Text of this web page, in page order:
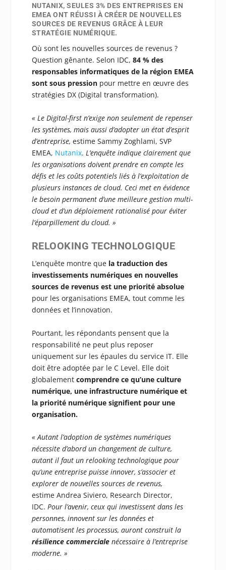
NUTANIX, SEULES 3% DES ENTREPRISES EN
EMEA ONT RÉUSSI À CRÉER DE NOUVELLES
SOURCES DE REVENUS GRÂCE À LEUR
STRATÉGIE NUMÉRIQUE.
Où sont les nouvelles sources de revenus ?
Question gênante. Selon IDC, 84 % des
responsables informatiques de la région EMEA
sont sous pressionpour mettre en œuvre des
stratégies DX (Digital transformation).
« Le Digital-first n’exige non seulement de repenser
les systèmes, mais aussi d’adopter un état d’esprit
d’entreprise, estime Sammy Zoghlami, SVP
EMEA, Nutanix. L’enquête indique clairement que
les organisations doivent prendre en compte les
défis et les coûts potentiels liés à l’exploitation de
plusieurs instances de cloud. Ceci met en évidence
le besoin permanent d’une meilleure gestion multi-
cloud et d’un déploiement rationalisé pour éviter
l’éparpillement du cloud. »
RELOOKING TECHNOLOGIQUE
L’enquête montre que la traduction des
investissements numériques en nouvelles
sources de revenus est une priorité absolue
pour les organisations EMEA, tout comme les
données et l’innovation.
Pourtant, les répondants pensent que la
responsabilité ne peut plus reposer
uniquement sur les épaules du service IT. Elle
doit être adoptée par le C Level. Elle doit
globalement comprendre ce qu’une culture
numérique, une infrastructure numérique et
la priorité numérique signifient pour une
organisation.
« Autant l’adoption de systèmes numériques
nécessite d’abord un changement de culture,
autant il faut un relooking technologique pour
qu’une entreprise puisse innover, s’associer et
explorer de nouvelles sources de revenus,
estime Andrea Siviero, Research Director,
IDC. Pour l’avenir, ceux qui investissent dans les
personnes, innovent sur les données et
automatisent les processus, auront construit la
résilience commercialenécessaire à l’entreprise
moderne. »